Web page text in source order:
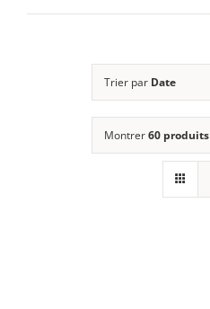
Trier par Date
Montrer60 produits